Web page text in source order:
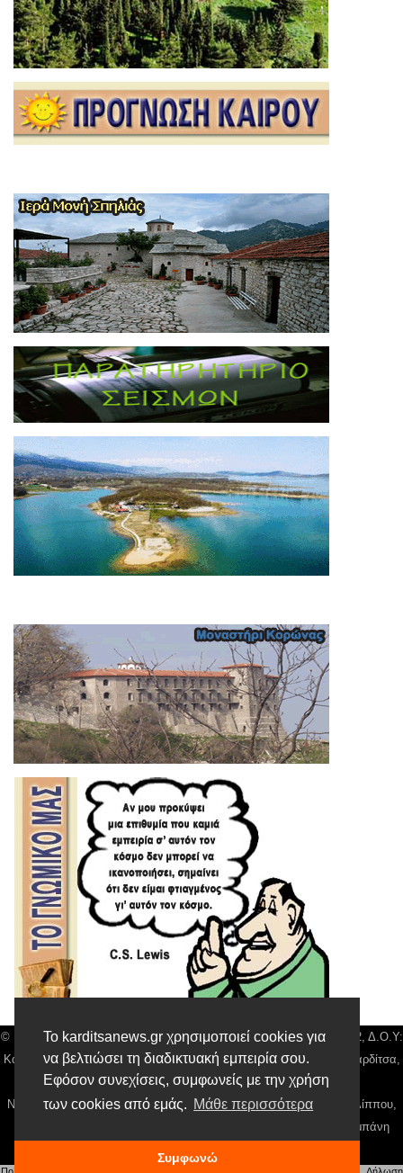
Το karditsanews.gr χρησιμοποιεί cookies για
να βελτιώσει τη διαδικτυακή εμπειρία σου.
Εφόσον συνεχίσεις, συμφωνείς με την χρήση
των cookies από εμάς. Μάθε περισσότερα
Συμφωνώ
© Karditsa News | Διακριτικός Τίτλος: Orion Media, ΑΦΜ: 043750542, Δ.Ο.Υ:
Καρδίτσας, Αρ. Γεμή: 018804431000, Δ/νση: Διάκου 10 τ.κ 43132 Καρδίτσα,
Τηλ: 24410 42500, email:news@karditsanews.gr.
Νόμιμος Εκπρόσωπος, Ιδιοκτήτης και Διαχειριστής: Παναγιώτης Φιλίππου,
Διευθύντρια: Γιαννουσά Βασιλική, Διευθύντιρα Σύνταξης: Μπαλαμπάνη
Βασιλική. Δικαιούχος domain name Παναγιώτης Φιλίππου